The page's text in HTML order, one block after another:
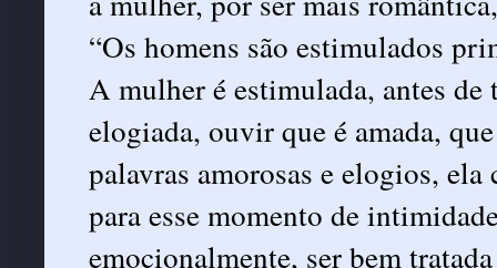
“Os homens são estimulados
A mulher é estimulada, antes
elogiada, ouvir que é amada,
palavras amorosas e elogios, ela
para esse momento de
emocionalmente, ser bem